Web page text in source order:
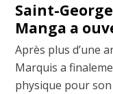
Saint-
Manga a
Après plus d’une
Marquis a
physique pour